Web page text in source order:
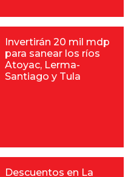
Invertirán 20 mil mdp
para sanear los ríos
Atoyac, Lerma-
Santiago y Tula
Descuentos en La